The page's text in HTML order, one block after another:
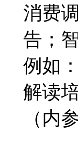
消费
告；
例如
解读
（内